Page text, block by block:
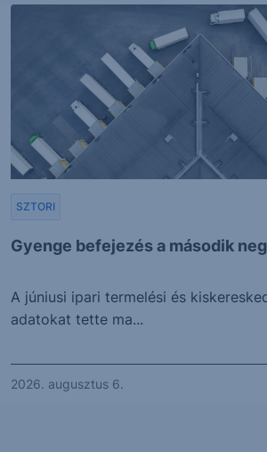
Gyenge befejezés a második
SZTORI
A júniusi ipari termelési és
adatokat tette ma...
2026. augusztus 6.